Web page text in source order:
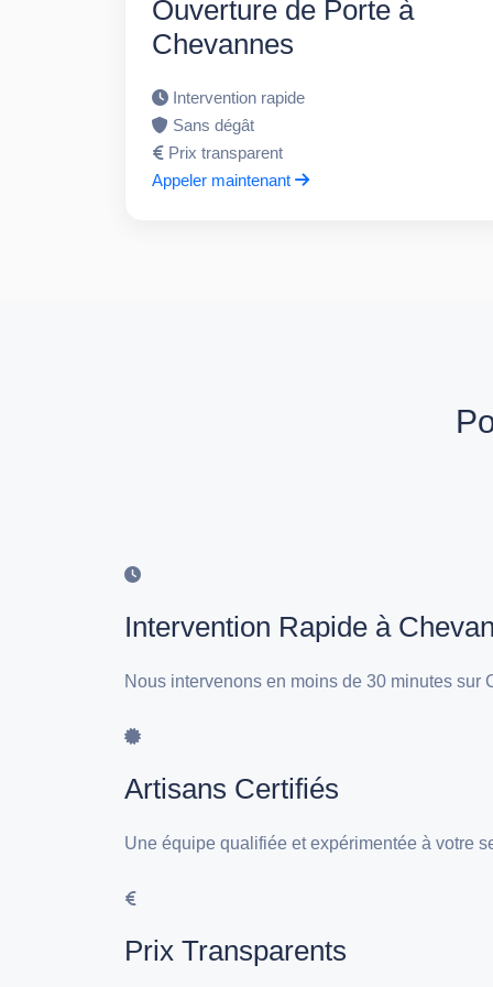
Ouverture de Porte à
Chevannes
Intervention rapide
Sans dégât
Prix transparent
Appeler maintenant
Intervention Rapide à
Nous intervenons en moins de 30 minutes sur
Artisans Certifiés
Une équipe qualifiée et expérimentée à votre
Prix Transparents